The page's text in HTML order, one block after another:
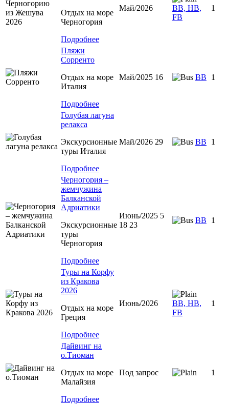
Отдых на море
Черногория
Подробнее
Май/2026
BB, HB,
FB
1
Пляжи
Сорренто
Отдых на море
Италия
Подробнее
Май/2025 16 BB 1
Голубая лагуна
релакса
Экскурсионные
туры Италия
Подробнее
Май/2026 29 BB 1
Черногория –
жемчужина
Балканской
Адриатики
Экскурсионные
туры
Черногория
Подробнее
Июнь/2025 5
18 23
BB 1
Туры на Корфу
из Кракова
2026
Отдых на море
Греция
Подробнее
Июнь/2026
BB, HB,
FB
1
Дайвинг на
о.Тиоман
Отдых на море
Малайзия
Подробнее
Под запрос 1